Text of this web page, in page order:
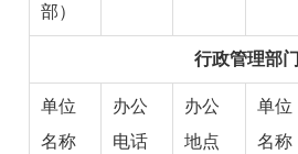
部）
行政管理部门
单位
名称
办公
电话
办公
地点
单位
名称